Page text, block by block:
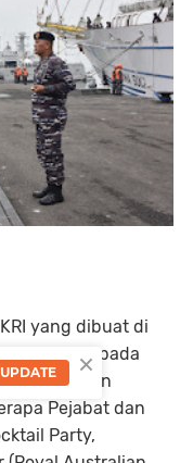
yang dibuat di
Spanyol pada
kegiatan
Pejabat dan
Party,
×
UPDATE